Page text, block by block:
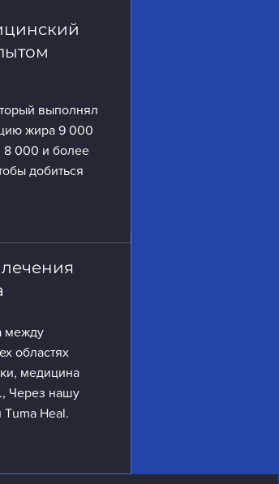
между
областях
медицина
Через нашу
Heal.
выполнял
жира 9 000
8 000 и более
добиться